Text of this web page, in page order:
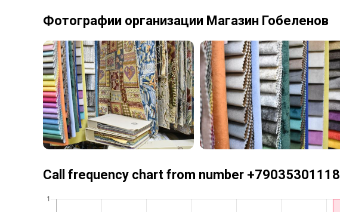
Фотографии организации Магазин Гобеленов
Call frequency chart from number +79035301118